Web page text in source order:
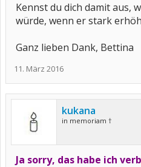
Kennst du dich damit aus,
würde, wenn er stark
Ganz lieben Dank, Bettina
11. März 2016
kukana
in memoriam †
Ja sorry, das habe ich